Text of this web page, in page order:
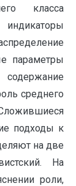
класса
параметры
содержание
среднего
подходы к
на две
На
роли,